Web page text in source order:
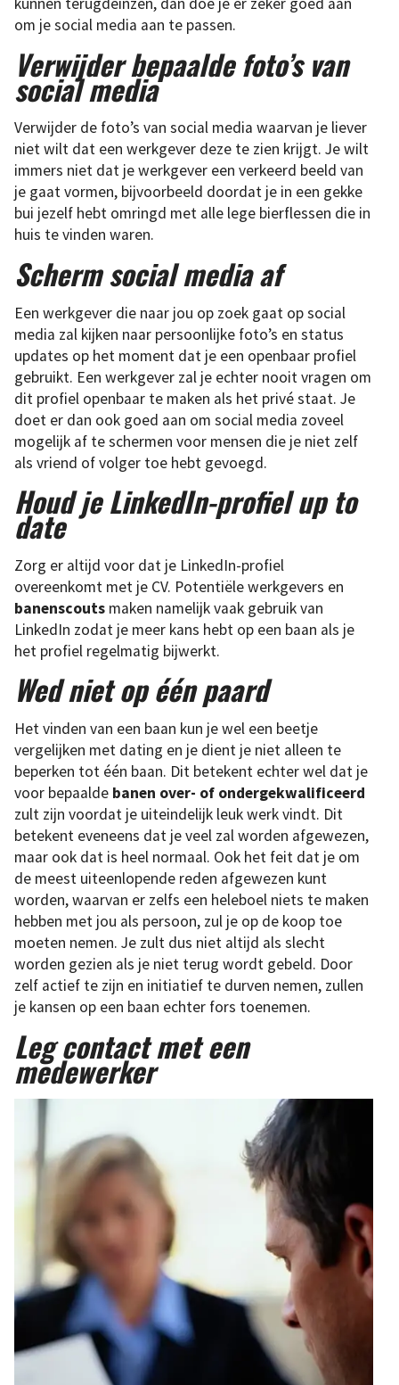
om je social media aan te passen.
Verwijder bepaalde foto’s van
social media
Verwijder de foto’s van social media waarvan je liever
niet wilt dat een werkgever deze te zien krijgt. Je wilt
immers niet dat je werkgever een verkeerd beeld van
je gaat vormen, bijvoorbeeld doordat je in een gekke
bui jezelf hebt omringd met alle lege bierflessen die in
huis te vinden waren.
Scherm social media af
Een werkgever die naar jou op zoek gaat op social
media zal kijken naar persoonlijke foto’s en status
updates op het moment dat je een openbaar profiel
gebruikt. Een werkgever zal je echter nooit vragen om
dit profiel openbaar te maken als het privé staat. Je
doet er dan ook goed aan om social media zoveel
mogelijk af te schermen voor mensen die je niet zelf
als vriend of volger toe hebt gevoegd.
Houd je LinkedIn-profiel up to
date
Zorg er altijd voor dat je LinkedIn-profiel
overeenkomt met je CV. Potentiële werkgevers en
banenscouts maken namelijk vaak gebruik van
LinkedIn zodat je meer kans hebt op een baan als je
het profiel regelmatig bijwerkt.
Wed niet op één paard
Het vinden van een baan kun je wel een beetje
vergelijken met dating en je dient je niet alleen te
beperken tot één baan. Dit betekent echter wel dat je
voor bepaalde banen over- of ondergekwalificeerd
zult zijn voordat je uiteindelijk leuk werk vindt. Dit
betekent eveneens dat je veel zal worden afgewezen,
maar ook dat is heel normaal. Ook het feit dat je om
de meest uiteenlopende reden afgewezen kunt
worden, waarvan er zelfs een heleboel niets te maken
hebben met jou als persoon, zul je op de koop toe
moeten nemen. Je zult dus niet altijd als slecht
worden gezien als je niet terug wordt gebeld. Door
zelf actief te zijn en initiatief te durven nemen, zullen
je kansen op een baan echter fors toenemen.
Leg contact met een
medewerker